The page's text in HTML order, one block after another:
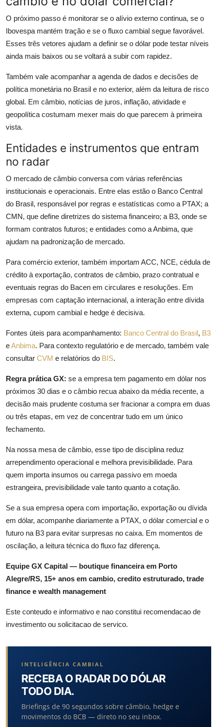
O próximo passo é monitorar se o alívio externo continua, se o
Ibovespa mantém tração e se o fluxo cambial segue favorável.
Esses três vetores ajudam a definir se o dólar pode testar níveis
ainda mais baixos ou se voltará a subir com rapidez.
Também vale acompanhar a agenda de dados e decisões de
política monetária no Brasil e no exterior, além da leitura de risco
global. Em câmbio, notícias de juros, inflação, atividade e
geopolítica costumam mexer mais do que parecem à primeira
vista.
Entidades e instrumentos que entram
no radar
O mercado de câmbio conversa com várias referências
institucionais e operacionais. Entre elas estão o Banco Central
do Brasil, responsável por regras e estatísticas como a PTAX; a
CMN, que define diretrizes do sistema financeiro; a B3, onde se
formam contratos futuros; e entidades como a Anbima, que
ajudam na padronização de mercado.
Para comércio exterior, também importam ACC, NCE, cédula de
crédito à exportação, contratos de câmbio, prazo contratual e
eventuais regras do Bacen em circulares e resoluções. Em
empresas com captação internacional, a interação entre dívida
externa, cupom cambial e hedge é decisiva.
Fontes úteis para acompanhamento: Banco Central do Brasil, B3
eAnbima. Para contexto regulatório e de mercado, também vale
consultar CVM e relatórios do BIS.
Regra prática GX: se a empresa tem pagamento em dólar nos
próximos 30 dias e o câmbio recua abaixo da média recente, a
decisão mais prudente costuma ser fracionar a compra em duas
ou três etapas, em vez de concentrar tudo em um único
fechamento.
Na nossa mesa de câmbio, esse tipo de disciplina reduz
arrependimento operacional e melhora previsibilidade. Para
quem importa insumos ou carrega passivo em moeda
estrangeira, previsibilidade vale tanto quanto a cotação.
Se a sua empresa opera com importação, exportação ou dívida
em dólar, acompanhe diariamente a PTAX, o dólar comercial e o
futuro na B3 para evitar surpresas no caixa. Em momentos de
oscilação, a leitura técnica do fluxo faz diferença.
Equipe GX Capital — boutique financeira em Porto
Alegre/RS, 15+ anos em cambio, credito estruturado, trade
finance e wealth management
Este conteudo e informativo e nao constitui recomendacao de
investimento ou solicitacao de servico.
INTELIGÊNCIA CAMBIAL
RECEBA O RADAR DO DÓLAR
TODO DIA.
Briefings de 90 segundos sobre câmbio, hedge e
movimentos do BCB — direto no seu inbox.